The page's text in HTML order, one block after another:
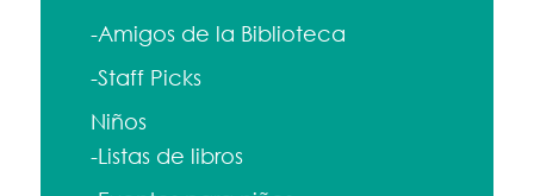
-Amigos de la Biblioteca
-Staff Picks
Niños
-Listas de libros